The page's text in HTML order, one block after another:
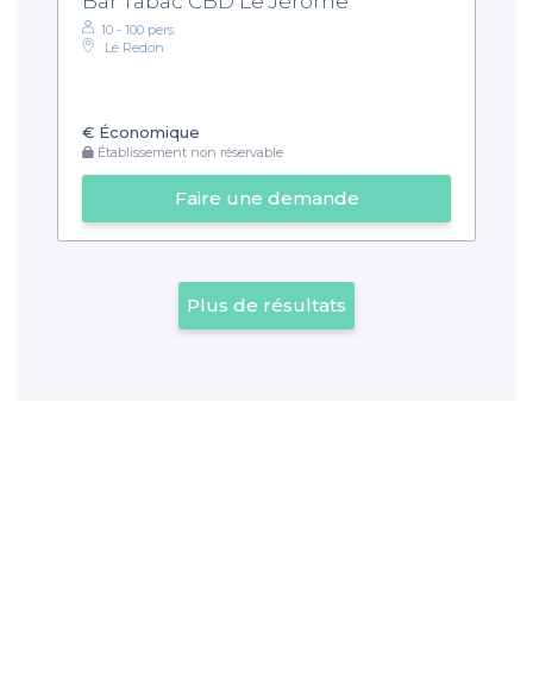
10 - 100 pers.
Le Redon
€ Économique
Établissement non réservable
Faire une demande
Plus de résultats